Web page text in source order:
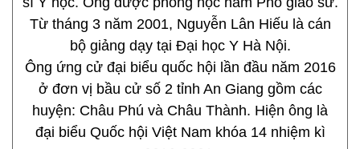
Từ tháng 3 năm 2001, Nguyễn Lân Hiếu là cán
bộ giảng dạy tại Đại học Y Hà Nội.
Ông ứng cử đại biểu quốc hội lần đầu năm 2016
ở đơn vị bầu cử số 2 tỉnh An Giang gồm các
huyện: Châu Phú và Châu Thành. Hiện ông là
đại biểu Quốc hội Việt Nam khóa 14 nhiệm kì